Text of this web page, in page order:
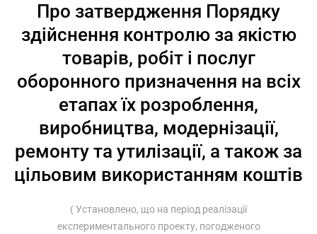
Про затвердження Порядку
здійснення контролю за якістю
товарів, робіт і послуг
оборонного призначення на всіх
етапах їх розроблення,
виробництва, модернізації,
ремонту та утилізації, а також за
цільовим використанням коштів
( Установлено, що на період реалізації
експериментального проекту, погодженого